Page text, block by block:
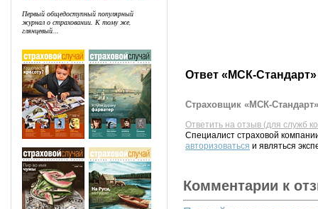
Первый общедоступный популярный
журнал о страховании. К тому же,
глянцевый...
Ответ «МСК-
Страховщик «МСК-
Ответить на отзыв (для служб
Специалист страховой
авторизоваться и являться
Комментарии к